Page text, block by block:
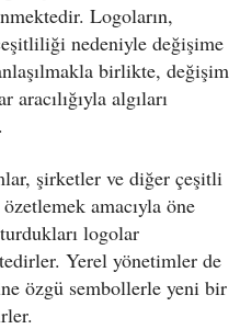
Logoların,
nedeniyle değişime
birlikte, değişim
algıları
şirketler ve diğer çeşitli
amacıyla öne
logolar
Yerel yönetimler de
özgü sembollerle yeni bir